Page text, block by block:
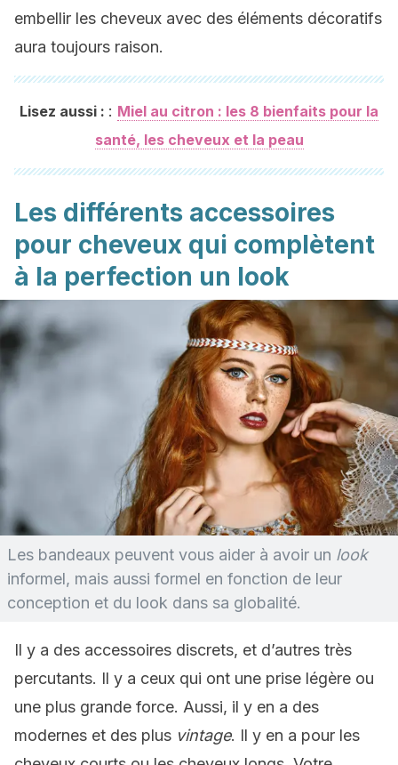
embellir les cheveux avec des éléments décoratifs
aura toujours raison.
Lisez aussi : : Miel au citron : les 8 bienfaits pour la
santé, les cheveux et la peau
Les différents accessoires
pour cheveux qui complètent
à la perfection un look
Les bandeaux peuvent vous aider à avoir un look
informel, mais aussi formel en fonction de leur
conception et du look dans sa globalité.
Il y a des accessoires discrets, et d’autres très
percutants. Il y a ceux qui ont une prise légère ou
une plus grande force. Aussi, il y en a des
modernes et des plus vintage. Il y en a pour les